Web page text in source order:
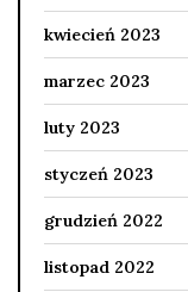
kwiecień 2023
marzec 2023
luty 2023
styczeń 2023
grudzień 2022
listopad 2022